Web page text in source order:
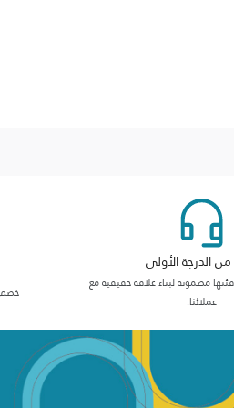
الدرجة الأولى
مضمونة لبناء علاقة حقيقية مع
عملائنا.
خصم